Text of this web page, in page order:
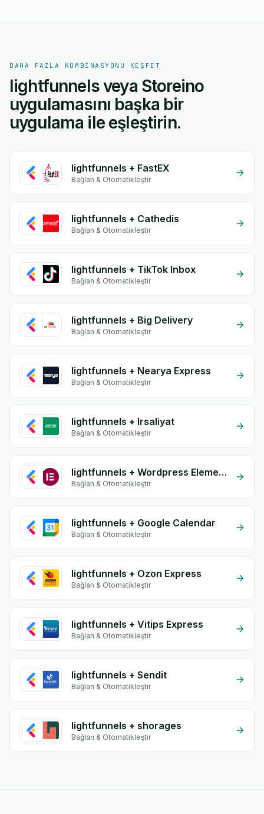
DAHA FAZLA KOMBINASYONU KEŞFET
lightfunnels veya Storeino
uygulamasını başka bir
uygulama ile eşleştirin.
lightfunnels + FastEX
Bağlan & Otomatikleştir
lightfunnels + Cathedis
Bağlan & Otomatikleştir
lightfunnels + TikTok Inbox
Bağlan & Otomatikleştir
lightfunnels + Big Delivery
Bağlan & Otomatikleştir
lightfunnels + Nearya Express
Bağlan & Otomatikleştir
lightfunnels + Irsaliyat
Bağlan & Otomatikleştir
lightfunnels + Wordpress Elementor
Bağlan & Otomatikleştir
lightfunnels + Google Calendar
Bağlan & Otomatikleştir
lightfunnels + Ozon Express
Bağlan & Otomatikleştir
lightfunnels + Vitips Express
Bağlan & Otomatikleştir
lightfunnels + Sendit
Bağlan & Otomatikleştir
lightfunnels + shorages
Bağlan & Otomatikleştir